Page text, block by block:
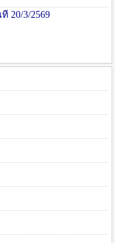
20/3/2569